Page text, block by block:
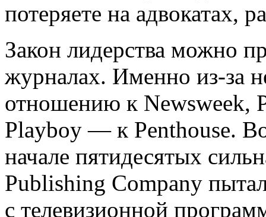
потеряете на адвокатах,
Закон лидерства можно
журналах. Именно из-за
отношению к Newsweek,
Playboy — к Penthouse.
начале пятидесятых
Publishing Company
с телевизионной